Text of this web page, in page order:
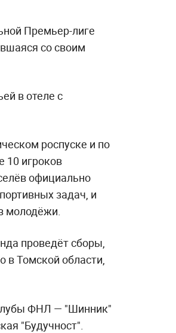
Премьер-лиге
со своим
в отеле с
роспуске и по
10 игроков
официально
задач, и
молодёжи.
проведёт сборы,
Томской области,
ФНЛ — "Шинник"
"Будучност".